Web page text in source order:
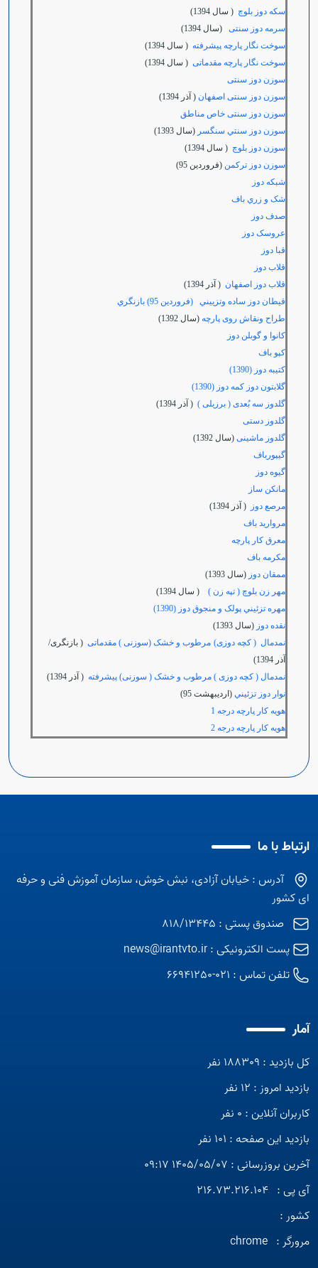
سکه دوز بلوچ ( سال 1394)
سرمه دوز سنتی (سال 1394)
سوخت نگار پارچه پیشرفته ( سال 1394)
سوخت نگار پارچه مقدماتی ( سال 1394)
سوزن دوز سنتی
سوزن دوز سنتی اصفهان ( آذر 1394)
سوزن دوز سنتی خاص مناطق
سوزن دوز سنتي سنگسر (سال 1393)
سوزن دوز بلوچ ( سال 1394)
سوزن دوز تركمن (فروردين 95)
شبکه دوز
شک و زري باف
صدف دوز
عروسک دوز
قبا دوز
قلاب دوز
قلاب دوز اصفهان ( آذر 1394)
قيطان دوز ساده وتزييني (فروردين 95) بازنگري
طراح ونقاش روی پارچه (سال 1392)
کانوا و گوبلن دوز
کپو باف
کتیبه دوز (1390)
گلابتون دوز کمه دوز (1390)
گلدوز سه بُعدی ( برزیلی ) ( آذر 1394)
گلدوز دستی
گلدوز ماشینی (سال 1392)
گیپورباف
گیوه دوز
مانکن ساز
مرصع دوز
( آذر 1394)
مروارید باف
معرق کار پارچه
مکرمه باف
ممقان دوز (سال 1393)
مهر زن بلوچ ( تپه زن ) ( سال 1394)
مهره تزئيني پولک و منجوق دوز (1390)
نقده دوز (سال 1393)
نمدمال ( کچه دوزی) مرطوب و خشک (سوزنی ) مقدماتی ( بازنگری/
آذر 1394)
نمدمال ( کچه دوزی ) مرطوب و خشک ( سوزنی) پیشرفته ( آذر 1394)
نوار دوز تزئيني (ارديبهشت 95)
هویه کار پارچه درجه 1
هویه کار پارچه درجه 2
ارتباط با ما
آدرس : خیابان آزادی، نبش خوش، سازمان آموزش فنی و حرفه
ای کشور
صندوق پستی : 818/13445
پست الکترونیکی :news@irantvto.ir
تلفن تماس : 021-66941250
آمار
کل بازدید : 188309 نفر
بازدید امروز : 12 نفر
کاربران آنلاین : 0 نفر
بازدید این صفحه : 101 نفر
آخرین بروزرسانی : 1405/05/07 09:17
آی پی : 216.73.216.104
کشور :
مرورگر : chrome